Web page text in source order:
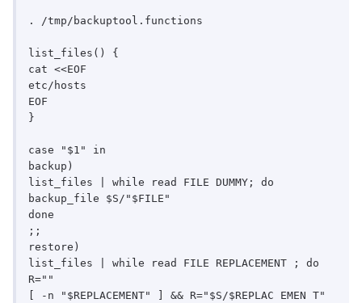
. /tmp/backuptool.functions
list_files() {
cat <<EOF
etc/hosts
EOF
}
case "$1" in
backup)
list_files | while read FILE DUMMY; do
backup_file $S/"$FILE"
done
;;
restore)
list_files | while read FILE REPLACEMENT ; do
R=""
[ -n "$REPLACEMENT" ] && R="$S/$REPLAC EMEN T"